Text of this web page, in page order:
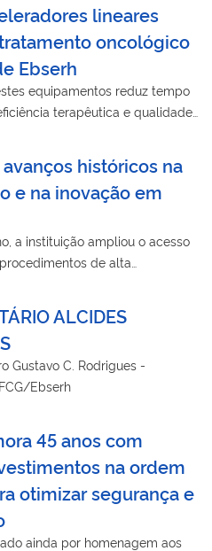
lineares
oncológico
Ebserh
equipamentos reduz tempo
terapêutica e qualidade
históricos na
e na inovação em
a instituição ampliou o acesso
de alta
ALCIDES
Gustavo C. Rodrigues -
Ebserh
45 anos com
na ordem
otimizar segurança e
ainda por homenagem aos